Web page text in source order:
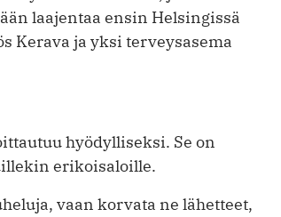
laajentaa ensin Helsingissä
Kerava ja yksi terveys­asema
hyödylliseksi. Se on
erikoisaloille.
vaan korvata ne lähetteet,